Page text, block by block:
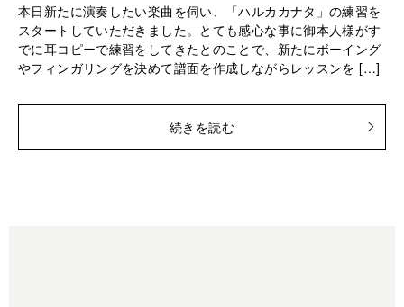
本日新たに演奏したい楽曲を伺い、「ハルカカナタ」の練習を
スタートしていただきました。とても感心な事に御本人様がす
でに耳コピーで練習をしてきたとのことで、新たにボーイング
やフィンガリングを決めて譜面を作成しながらレッスンを […]
続きを読む